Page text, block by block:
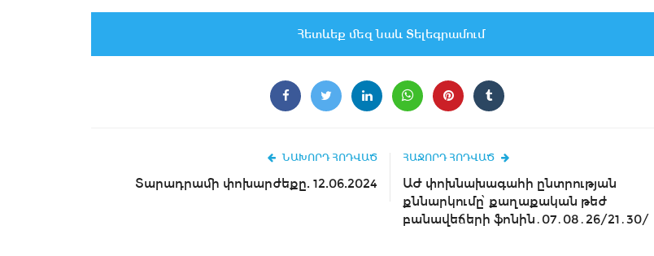
Հետևեք մեզ նաև Տելեգրամում
ՆԱԽՈՐԴ ՀՈԴՎԱԾ
Տարադրամի փոխարժեքը. 12.06.2024
ՀԱՋՈՐԴ ՀՈԴՎԱԾ
ԱԺ փոխնախագահի ընտրության
քննարկումը՝ քաղաքական թեժ
բանավեճերի ֆոնին․07․08․26/21․30/